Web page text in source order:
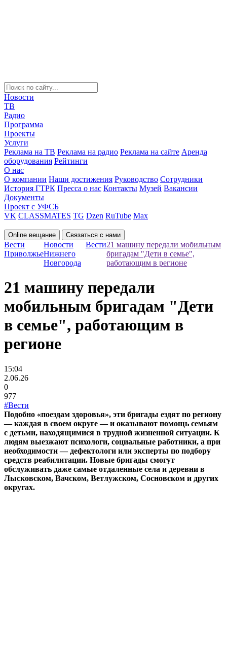
Новости
ТВ
Радио
Программа
Проекты
Услуги
Реклама на ТВ Реклама на радио Реклама на сайте Аренда
оборудования Рейтинги
О нас
О компании Наши достижения Руководство Сотрудники
История ГТРК Пресса о нас Контакты Музей Вакансии
Документы
Проект с УФСБ
VK CLASSMATES TG Dzen RuTube Max
Online вещание Связаться с нами
Вести
Приволжье
Новости
Нижнего
Новгорода
Вести21 машину передали мобильным
бригадам "Дети в семье",
работающим в регионе
21 машину передали
мобильным бригадам "Дети
в семье", работающим в
регионе
15:04
2.06.26
0
977
#Вести
Подобно «поездам здоровья», эти бригады ездят по региону
— каждая в своем округе — и оказывают помощь семьям
с детьми, находящимися в трудной жизненной ситуации. К
людям выезжают психологи, социальные работники, а при
необходимости — дефектологи или эксперты по подбору
средств реабилитации. Новые бригады смогут
обслуживать даже самые отдаленные села и деревни в
Лысковском, Вачском, Ветлужском, Сосновском и других
округах.